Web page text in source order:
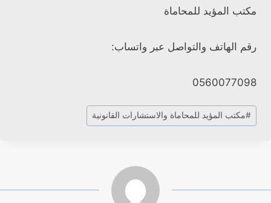
مكتب المؤيد للمحاماة
رقم الهاتف والتواصل عبر واتساب:
0560077098
وسوم
المقال:
#مكتب المؤيد للمحاماة والاستشارات القانونية